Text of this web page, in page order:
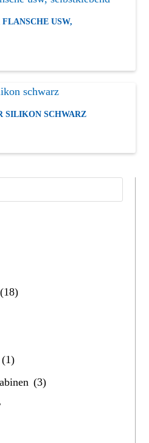
USW,
SILIKON SCHWARZ
(18)
(1)
(3)